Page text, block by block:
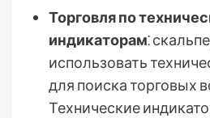
Торговля по
индикаторам⁚
использовать
для поиска торговых
Технические